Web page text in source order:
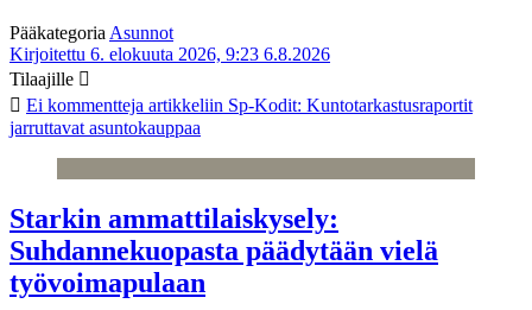
PääkategoriaAsunnot
Kirjoitettu 6. elokuuta 2026, 9:23 6.8.2026
Tilaajille
Ei kommentteja artikkeliin Sp-Kodit: Kuntotarkastusraportit
jarruttavat asuntokauppaa
Starkin ammattilaiskysely:
Suhdannekuopasta päädytään vielä
työvoimapulaan